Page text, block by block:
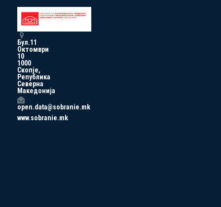
Бул.11
Октомври
10
1000
Скопје,
Република
Северна
Македонија
open.data@sobranie.mk
www.sobranie.mk